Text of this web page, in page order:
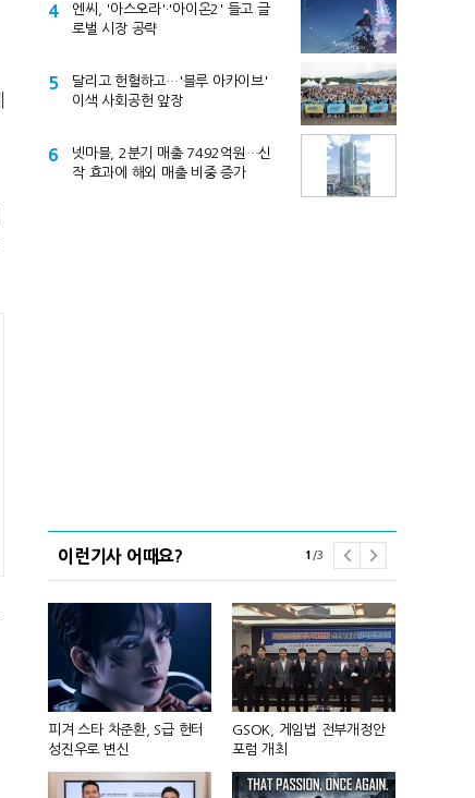
4
엔씨, '아스오라'·'아이온2' 들고 글
로벌 시장 공략
5
달리고 헌혈하고…'블루 아카이브'
이색 사회공헌 앞장
6
넷마블, 2분기 매출 7492억원…신
작 효과에 해외 매출 비중 증가
이런기사 어때요? 1 /3
피겨 스타 차준환, S급 헌터
성진우로 변신
GSOK, 게임법 전부개정안
포럼 개최